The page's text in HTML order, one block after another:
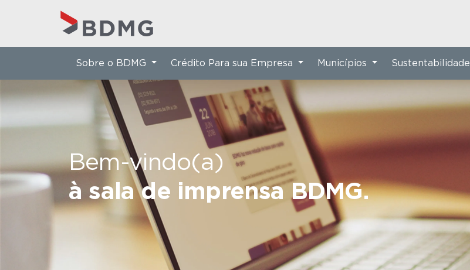
Bem-vindo(a)
à sala de imprensa BDMG.
Sobre o BDMG Crédito Para sua Empresa Municípios Sustentabilidade